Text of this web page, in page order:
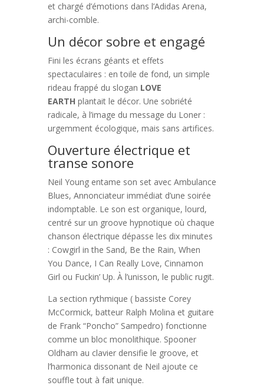
et chargé d’émotions dans l’Adidas Arena,
archi-comble.
Un décor sobre et engagé
Fini les écrans géants et effets
spectaculaires : en toile de fond, un simple
rideau frappé du slogan LOVE
EARTH plantait le décor. Une sobriété
radicale, à l’image du message du Loner :
urgemment écologique, mais sans artifices.
Ouverture électrique et
transe sonore
Neil Young entame son set avec Ambulance
Blues, Annonciateur immédiat d’une soirée
indomptable. Le son est organique, lourd,
centré sur un groove hypnotique où chaque
chanson électrique dépasse les dix minutes
: Cowgirl in the Sand, Be the Rain, When
You Dance, I Can Really Love, Cinnamon
Girl ou Fuckin’ Up. À l’unisson, le public rugit.
La section rythmique ( bassiste Corey
McCormick, batteur Ralph Molina et guitare
de Frank “Poncho” Sampedro) fonctionne
comme un bloc monolithique. Spooner
Oldham au clavier densifie le groove, et
l’harmonica dissonant de Neil ajoute ce
souffle tout à fait unique.